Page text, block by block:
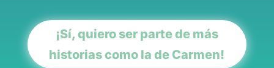
¡Sí, quiero ser parte de más
historias como la de Carmen!